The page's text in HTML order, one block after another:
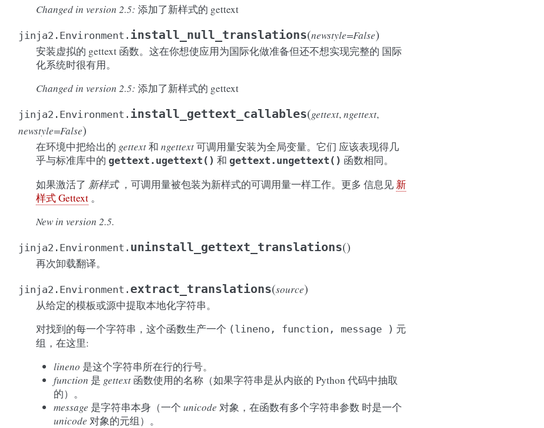
Changed in version 2.5: 添加了新样式的 gettext
jinja2.Environment. install_null_translations(newstyle=False)
安装虚拟的 gettext 函数。这在你想使应用为国际化做准备但还不想实现完整的 国际
化系统时很有用。
Changed in version 2.5: 添加了新样式的 gettext
jinja2.Environment. install_gettext_callables(gettext,ngettext,
newstyle=False)
在环境中把给出的 gettext和 ngettext可调用量安装为全局变量。它们 应该表现得几
乎与标准库中的 gettext.ugettext() 和 gettext.ungettext() 函数相同。
如果激活了 新样式，可调用量被包装为新样式的可调用量一样工作。更多 信息见 新
样式 Gettext 。
New in version 2.5.
jinja2.Environment. uninstall_gettext_translations()
再次卸载翻译。
jinja2.Environment. extract_translations(source)
从给定的模板或源中提取本地化字符串。
对找到的每一个字符串，这个函数生产一个 (lineno, function, message ) 元
组，在这里:
lineno 是这个字符串所在行的行号。
function 是 gettext 函数使用的名称（如果字符串是从内嵌的 Python 代码中抽取
的）。
message 是字符串本身（一个 unicode 对象，在函数有多个字符串参数 时是一个
unicode 对象的元组）。